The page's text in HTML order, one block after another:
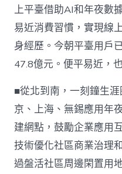
上平臺借助AI和年夜數
易近消費習慣，實現線
身經歷。今朝平臺用戶
47.8億元。便平易近，
■從北到南，一刻鐘生
京、上海、無錫應用年
建網點，鼓勵企業應用
技術優化社區商業治理
過盤活社區周邊閑置用